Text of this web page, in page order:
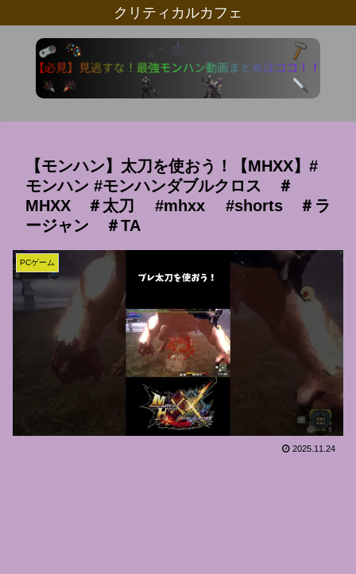
クリティカルカフェ
【モンハン】太刀を使おう！【MHXX】#
モンハン #モンハンダブルクロス ＃
MHXX ＃太刀 #mhxx #shorts ＃ラ
ージャン ＃TA
PCゲーム
2025.11.24